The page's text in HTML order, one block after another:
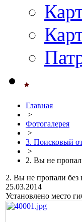
Главная
>
Фотогалерея
>
3. Поисковый
>
2. Вы не
2. Вы не пропали без
25.03.2014
Установлено место